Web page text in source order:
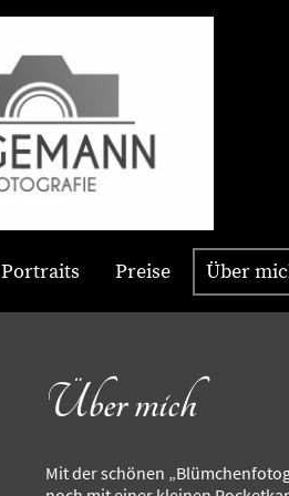
Portraits Preise Über
Über mich
Mit der schönen